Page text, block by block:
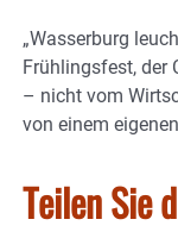
„Wasserburg
Frühlingsfest, der
– nicht vom
von einem
Teilen Sie